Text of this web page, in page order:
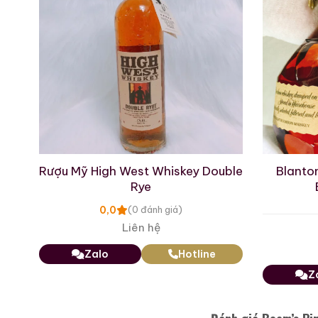
Ezra Brooks No19
Kentucky Straight
Hotline
Giới Thiệu Một Số
Rượu Mỹ High West Whiskey Double
Rye
0,0 (0 đánh giá)
Liên hệ
Zalo Hotline